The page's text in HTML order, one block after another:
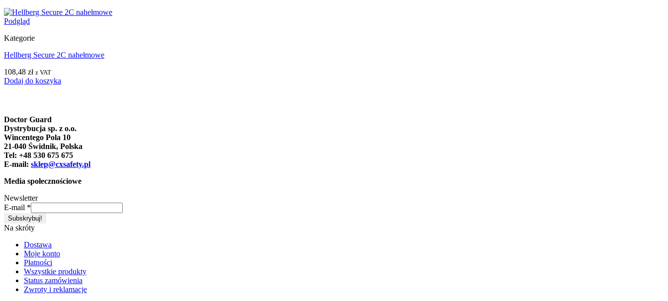
Podgląd
Kategorie
Hellberg Secure 2C nahełmowe
108,48 zł z VAT
Dodaj do koszyka
Doctor Guard
Dystrybucja sp. z o.o.
Wincentego Pola 10
21-040 Świdnik, Polska
Tel: +48 530 675 675
E-mail: sklep@cxsafety.pl
Media społecznościowe
Newsletter
E-mail *
Na skróty
Dostawa
Moje konto
Płatności
Wszystkie produkty
Status zamówienia
Zwroty i reklamacje